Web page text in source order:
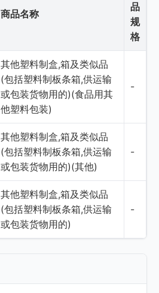
商品名称
品
规
格
其他塑料制盒,箱及类似品
(包括塑料制板条箱,供运输
或包装货物用的)(食品用其
他塑料包装)
-
其他塑料制盒,箱及类似品
(包括塑料制板条箱,供运输
或包装货物用的)(其他)
-
其他塑料制盒,箱及类似品
(包括塑料制板条箱,供运输
或包装货物用的)
-